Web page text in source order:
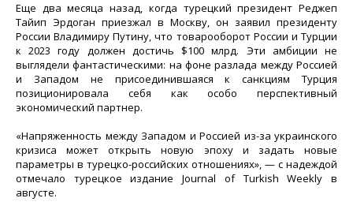
Еще два месяца назад, когда турецкий президент Реджеп
Тайип Эрдоган приезжал в Москву, он заявил президенту
России Владимиру Путину, что товарооборот России и Турции
к 2023 году должен достичь $100 млрд. Эти амбиции не
выглядели фантастическими: на фоне разлада между Россией
и Западом не присоединившаяся к санкциям Турция
позиционировала себя как особо перспективный
экономический партнер.
«Напряженность между Западом и Россией из-за украинского
кризиса может открыть новую эпоху и задать новые
параметры в турецко-российских отношениях», — с надеждой
отмечало турецкое издание Journal of Turkish Weekly в
августе.